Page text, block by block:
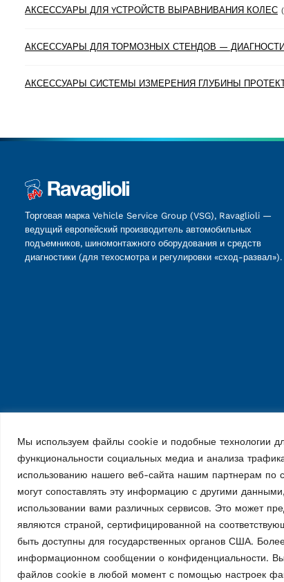
Мы используем файлы cookie и подобные технологии
функциональности социальных медиа и анализа
использованию нашего веб-сайта нашим партнерам
могут сопоставлять эту информацию с другими
использовании вами различных сервисов. Это может
являются страной, сертифицированной на
быть доступны для государственных органов США.
информационном сообщении о конфиденциальности.
файлов cookie в любой момент с помощью настроек
АКСЕССУАРЫ ДЛЯ YСТРОЙСТВ ВЫРАВНИВАНИЯ КОЛЕС
Торговая марка Vehicle Service Group (VSG), Ravaglioli —
ведущий европейский производитель автомобильных
подъемников, шиномонтажного оборудования и средств
диагностики (для техосмотра и регулировки «сход-развал»).
Vehicle Service Group Italy S.r.l., Via Filippo Brunelleschi
📞 +39.051.6781511, 📠 +39.051.846349, ✉ rav@ravaglioli.com